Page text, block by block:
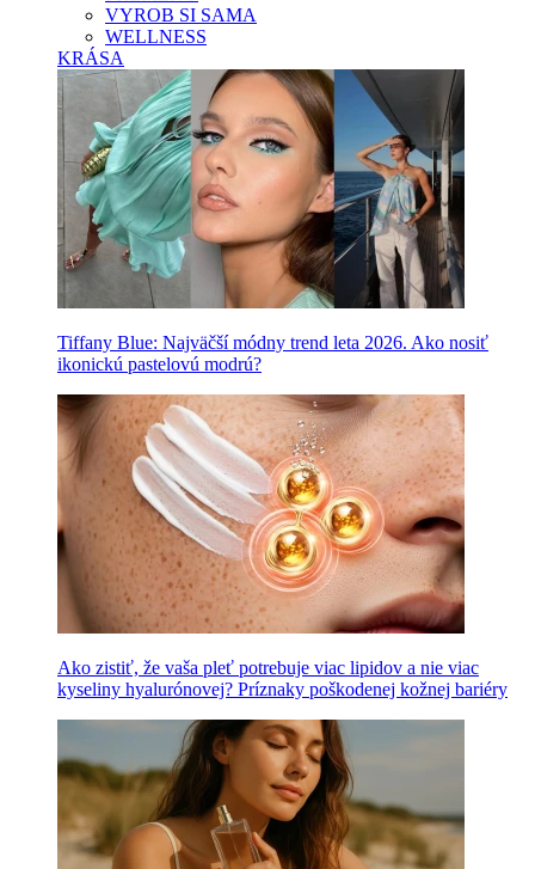
VYROB SI SAMA
WELLNESS
KRÁSA
Tiffany Blue: Najväčší módny trend leta 2026. Ako nosiť
ikonickú pastelovú modrú?
Ako zistiť, že vaša pleť potrebuje viac lipidov a nie viac
kyseliny hyalurónovej? Príznaky poškodenej kožnej bariéry